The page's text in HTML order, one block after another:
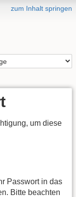
zum Inhalt springen
um diese
Passwort in das
Bitte beachten